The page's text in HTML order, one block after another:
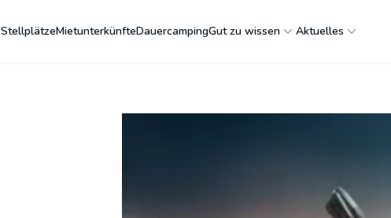
StellplätzeMietunterkünfteDauercampingGut zu wissen Aktuelles